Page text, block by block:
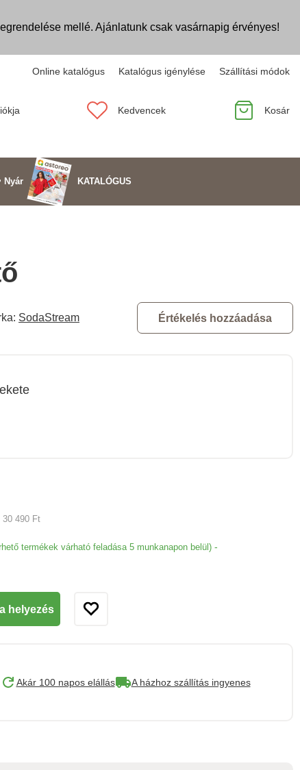
mellé. Ajánlatunk csak vasárnapig érvényes!
Online katalógus Katalógus igénylése Szállítási módok
Kedvencek Kosár
Nyár KATALÓGUS
SodaStream Értékelés hozzáadása
30 490 Ft
termékek várható feladása 5 munkanapon belül) -
helyezés
Akár 100 napos elállás A házhoz szállítás ingyenes